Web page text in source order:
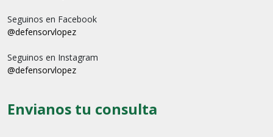
Seguinos en Facebook
@defensorvlopez
Seguinos en Instagram
@defensorvlopez
Envianos tu consulta